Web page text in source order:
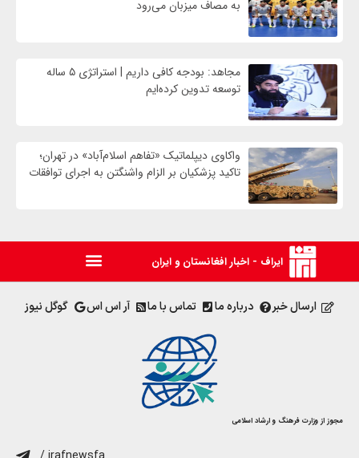
به مصاف میزبان می‌رود
مجاهد: بودجه کافی داریم | استراتژی ۵ ساله
توسعه تدوین کرده‌ایم
واکاوی دیپلماتیک «تفاهم اسلام‌آباد» در تهران؛
تاکید پزشکیان بر الزام واشنگتن به اجرای توافقات
ایراف - اخبار افغانستان و ایران
ارسال خبر درباره ما تماس با ما آر اس اس گوگل نیوز
مجوز از وزارت فرهنگ و ارشاد اسلامی